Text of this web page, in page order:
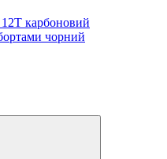
карбоновий
чорний